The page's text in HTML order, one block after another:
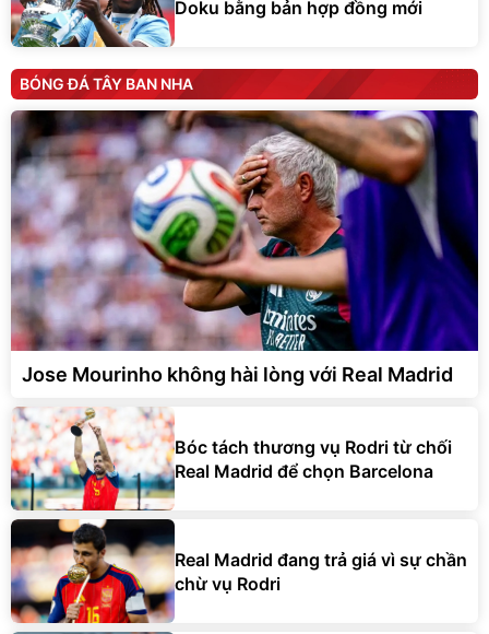
Doku bằng bản hợp đồng mới
BÓNG ĐÁ TÂY BAN NHA
Jose Mourinho không hài lòng với Real Madrid
Bóc tách thương vụ Rodri từ chối
Real Madrid để chọn Barcelona
Real Madrid đang trả giá vì sự chần
chừ vụ Rodri